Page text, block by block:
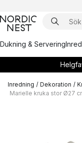
Dukning & Servering
Inredning / Dekoration /
Marielle kruka stor Ø27